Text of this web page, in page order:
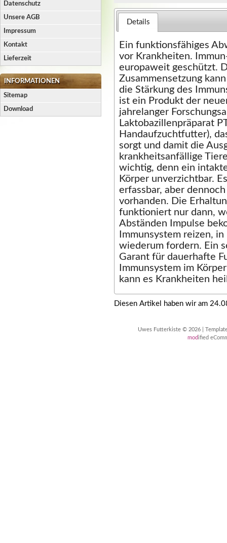
Datenschutz
Unsere AGB
Impressum
Kontakt
Lieferzeit
INFORMATIONEN
Sitemap
Download
Details
Ein funktionsfähiges
vor Krankheiten.
europaweit geschützt.
Zusammensetzung
die Stärkung des
ist ein Produkt der
jahrelanger
Laktobazillenpräparat
Handaufzuchtfutter),
sorgt und damit die
krankheitsanfällige
wichtig, denn ein
Körper unverzichtbar.
erfassbar, aber
vorhanden. Die
funktioniert nur dann,
Abständen Impulse
Immunsystem reizen,
wiederum fordern. Ein
Garant für dauerhafte
Immunsystem im
kann es Krankheiten
Diesen Artikel haben wir am
Uwes Futterkiste © 2026 |
modified